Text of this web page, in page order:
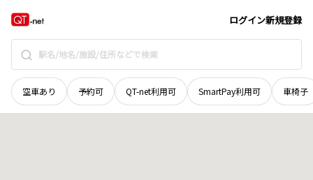
ログイン新規登録
空車あり 予約可 QT-net利用可 SmartPay利用可 車椅子
北海道